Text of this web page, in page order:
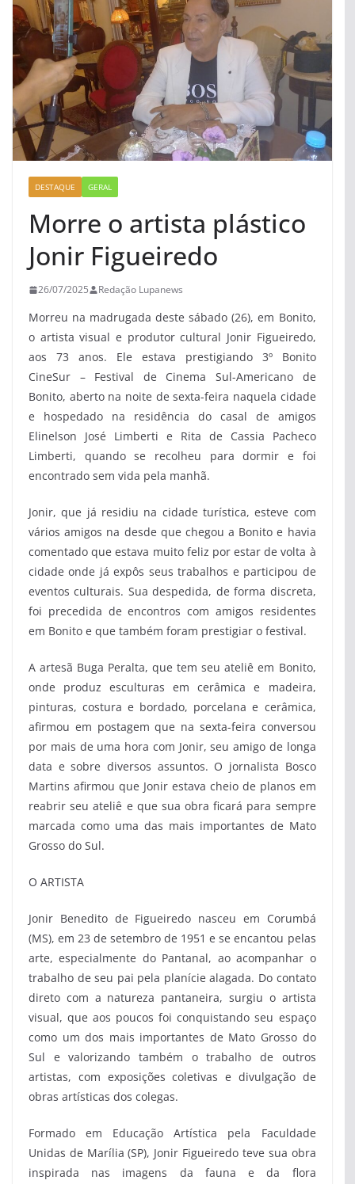
DESTAQUE GERAL
Morre o artista plástico
Jonir Figueiredo
26/07/2025 Redação Lupanews
Morreu na madrugada deste sábado (26), em Bonito,
o artista visual e produtor cultural Jonir Figueiredo,
aos 73 anos. Ele estava prestigiando 3º Bonito
CineSur – Festival de Cinema Sul-Americano de
Bonito, aberto na noite de sexta-feira naquela cidade
e hospedado na residência do casal de amigos
Elinelson José Limberti e Rita de Cassia Pacheco
Limberti, quando se recolheu para dormir e foi
encontrado sem vida pela manhã.
Jonir, que já residiu na cidade turística, esteve com
vários amigos na desde que chegou a Bonito e havia
comentado que estava muito feliz por estar de volta à
cidade onde já expôs seus trabalhos e participou de
eventos culturais. Sua despedida, de forma discreta,
foi precedida de encontros com amigos residentes
em Bonito e que também foram prestigiar o festival.
A artesã Buga Peralta, que tem seu ateliê em Bonito,
onde produz esculturas em cerâmica e madeira,
pinturas, costura e bordado, porcelana e cerâmica,
afirmou em postagem que na sexta-feira conversou
por mais de uma hora com Jonir, seu amigo de longa
data e sobre diversos assuntos. O jornalista Bosco
Martins afirmou que Jonir estava cheio de planos em
reabrir seu ateliê e que sua obra ficará para sempre
marcada como uma das mais importantes de Mato
Grosso do Sul.
O ARTISTA
Jonir Benedito de Figueiredo nasceu em Corumbá
(MS), em 23 de setembro de 1951 e se encantou pelas
arte, especialmente do Pantanal, ao acompanhar o
trabalho de seu pai pela planície alagada. Do contato
direto com a natureza pantaneira, surgiu o artista
visual, que aos poucos foi conquistando seu espaço
como um dos mais importantes de Mato Grosso do
Sul e valorizando também o trabalho de outros
artistas, com exposições coletivas e divulgação de
obras artísticas dos colegas.
Formado em Educação Artística pela Faculdade
Unidas de Marília (SP), Jonir Figueiredo teve sua obra
inspirada nas imagens da fauna e da flora